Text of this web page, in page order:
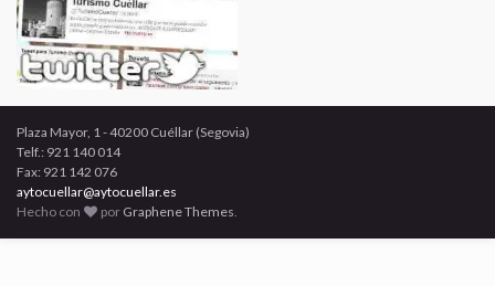
Plaza Mayor, 1 - 40200 Cuéllar (Segovia)
Telf.: 921 140 014
Fax: 921 142 076
aytocuellar@aytocuellar.es
Hecho con
por Graphene Themes